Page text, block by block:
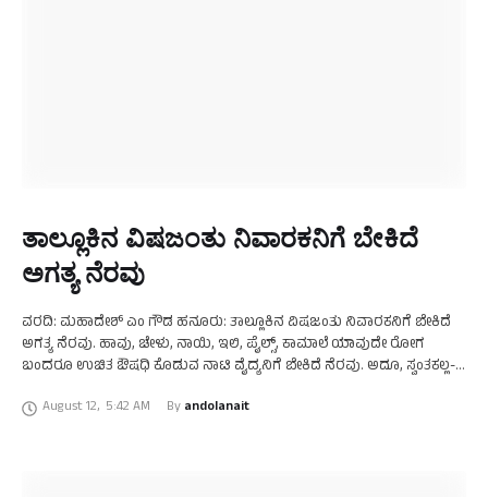
ತಾಲ್ಲೂಕಿನ ವಿಷಜಂತು ನಿವಾರಕನಿಗೆ ಬೇಕಿದೆ
ಅಗತ್ಯ ನೆರವು
ವರದಿ: ಮಹಾದೇಶ್ ಎಂ ಗೌಡ ಹನೂರು: ತಾಲ್ಲೂಕಿನ ವಿಷಜಂತು ನಿವಾರಕನಿಗೆ ಬೇಕಿದೆ
ಅಗತ್ಯ ನೆರವು. ಹಾವು, ಚೇಳು, ನಾಯಿ, ಇಲಿ, ಪೈಲ್ಸ್, ಕಾಮಾಲೆ ಯಾವುದೇ ರೋಗ
ಬಂದರೂ ಉಚಿತ ಔಷಧಿ ಕೊಡುವ ನಾಟಿ ವೈದ್ಯನಿಗೆ ಬೇಕಿದೆ ನೆರವು. ಅದೂ, ಸ್ವಂತಕಲ್ಲ-
August 12, 5:42 AM By andolanait